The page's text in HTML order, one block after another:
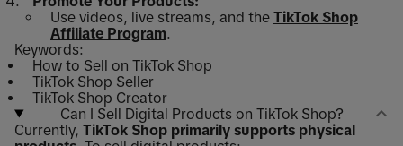
Use videos, live streams, and the TikTok Shop
Affiliate Program.
Keywords:
How to Sell on TikTok Shop
TikTok Shop Seller
TikTok Shop Creator
Can I Sell Digital Products on TikTok Shop?
Currently, TikTok Shop primarily supports physical